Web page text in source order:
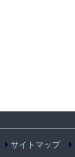
サイトマップ